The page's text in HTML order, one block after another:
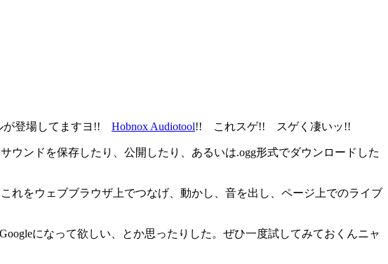
が登場してますヨ!! Hobnox Audiotool!! これスゲ!! スゲく凄いッ!!
ンドを保存したり、公開したり、あるいは.ogg形式でダウンロードした
れをウェブブラウザ上でつなげ、動かし、音を出し、ページ上でのライブ
になって欲しい、とか思ったりした。ぜひ一度試してみておくんニャ